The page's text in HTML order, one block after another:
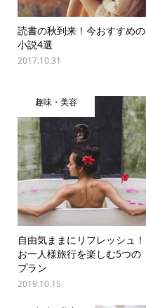
読書の秋到来！今おすすめの
小説4選
2017.10.31
趣味・美容
自由気ままにリフレッシュ！
お一人様旅行を楽しむ5つの
プラン
2019.10.15